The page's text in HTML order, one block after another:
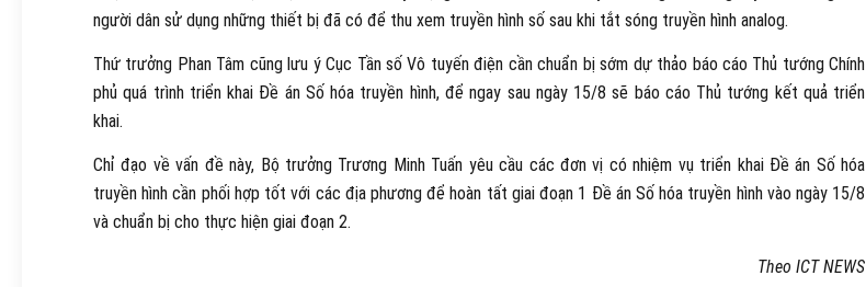
người dân sử dụng những thiết bị đã có để thu xem truyền hình số sau khi tắt sóng truyền hình analog.
Thứ trưởng Phan Tâm cũng lưu ý Cục Tần số Vô tuyến điện cần chuẩn bị sớm dự thảo báo cáo Thủ tướng Chính
phủ quá trình triển khai Đề án Số hóa truyền hình, để ngay sau ngày 15/8 sẽ báo cáo Thủ tướng kết quả triển
khai.
Chỉ đạo về vấn đề này, Bộ trưởng Trương Minh Tuấn yêu cầu các đơn vị có nhiệm vụ triển khai Đề án Số hóa
truyền hình cần phối hợp tốt với các địa phương để hoàn tất giai đoạn 1 Đề án Số hóa truyền hình vào ngày 15/8
và chuẩn bị cho thực hiện giai đoạn 2.
Theo ICT NEWS